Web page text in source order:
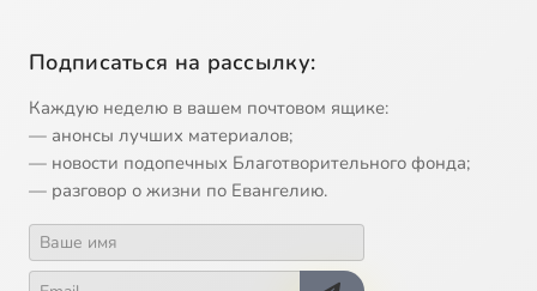
Подписаться на рассылку:
Каждую неделю в вашем почтовом ящике:
— анонсы лучших материалов;
— новости подопечных Благотворительного фонда;
— разговор о жизни по Евангелию.